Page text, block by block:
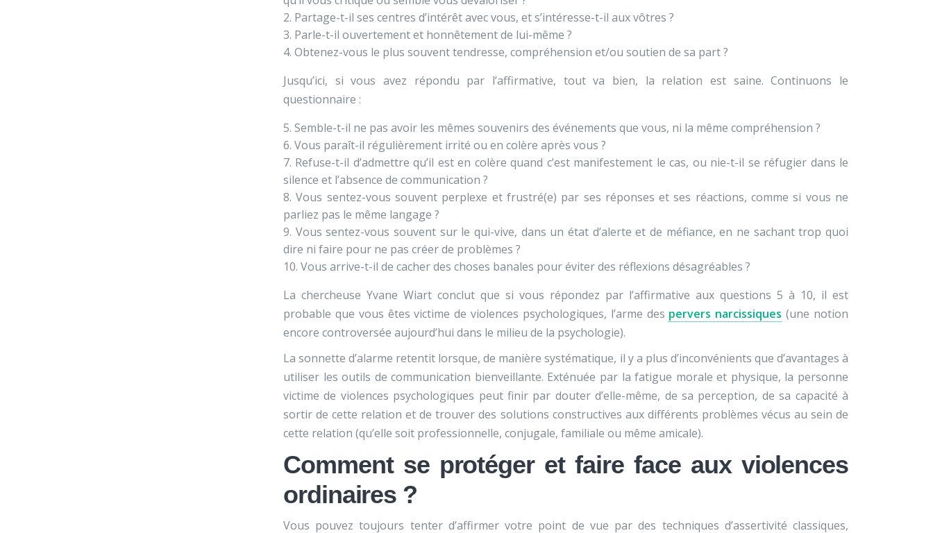
Partage-t-il ses centres d’intérêt avec vous, et s’intéresse-t-il aux vôtres ?
Parle-t-il ouvertement et honnêtement de lui-même ?
Obtenez-vous le plus souvent tendresse, compréhension et/ou soutien de sa part ?
Jusqu’ici, si vous avez répondu par l’affirmative, tout va bien, la relation est saine. Continuons le
questionnaire :
Semble-t-il ne pas avoir les mêmes souvenirs des événements que vous, ni la même compréhension ?
Vous paraît-il régulièrement irrité ou en colère après vous ?
Refuse-t-il d’admettre qu’il est en colère quand c’est manifestement le cas, ou nie-t-il se réfugier dans le
silence et l’absence de communication ?
Vous sentez-vous souvent perplexe et frustré(e) par ses réponses et ses réactions, comme si vous ne
parliez pas le même langage ?
Vous sentez-vous souvent sur le qui-vive, dans un état d’alerte et de méfiance, en ne sachant trop quoi
dire ni faire pour ne pas créer de problèmes ?
Vous arrive-t-il de cacher des choses banales pour éviter des réflexions désagréables ?
La chercheuse Yvane Wiart conclut que si vous répondez par l’affirmative aux questions 5 à 10, il est
probable que vous êtes victime de violences psychologiques, l’arme des pervers narcissiques (une notion
encore controversée aujourd’hui dans le milieu de la psychologie).
La sonnette d’alarme retentit lorsque, de manière systématique, il y a plus d’inconvénients que d’avantages à
utiliser les outils de communication bienveillante. Exténuée par la fatigue morale et physique, la personne
victime de violences psychologiques peut finir par douter d’elle-même, de sa perception, de sa capacité à
sortir de cette relation et de trouver des solutions constructives aux différents problèmes vécus au sein de
cette relation (qu’elle soit professionnelle, conjugale, familiale ou même amicale).
Comment se protéger et faire face aux violences
ordinaires ?
Vous pouvez toujours tenter d’affirmer votre point de vue par des techniques d’assertivité classiques,